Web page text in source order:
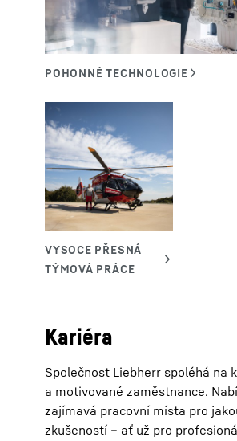
Kariéra
Společnost Liebherr spoléhá na
a motivované zaměstnance.
zajímavá pracovní místa pro
zkušeností – ať už pro